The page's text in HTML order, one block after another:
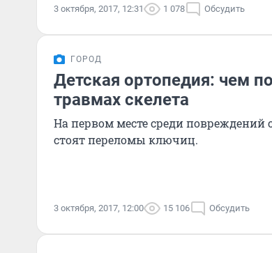
3 октября, 2017, 12:31 1 078 Обсудить
ГОРОД
Детская ортопедия: чем
травмах скелета
На первом месте среди повреждений
стоят переломы ключиц.
3 октября, 2017, 12:00 15 106 Обсудить